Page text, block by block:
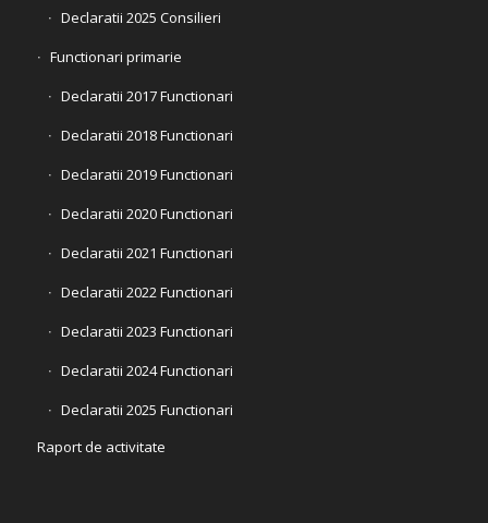
Declaratii 2025 Consilieri
Functionari primarie
Declaratii 2017 Functionari
Declaratii 2018 Functionari
Declaratii 2019 Functionari
Declaratii 2020 Functionari
Declaratii 2021 Functionari
Declaratii 2022 Functionari
Declaratii 2023 Functionari
Declaratii 2024 Functionari
Declaratii 2025 Functionari
Raport de activitate